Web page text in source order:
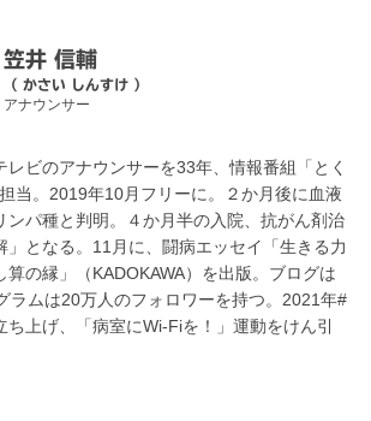
笠井 信輔
（ かさい しんすけ ）
アナウンサー
レビのアナウンサーを33年、情報番組「とく
当。2019年10月フリーに。２か月後に血液
ンパ種と判明。４か月半の入院、抗がん剤治
」となる。11月に、闘病エッセイ「生きる力
算の縁」（KADOKAWA）を出版。ブログは
ラムは20万人のフォロワーを持つ。2021年#
上げ、「病室にWi-Fiを！」運動をけん引